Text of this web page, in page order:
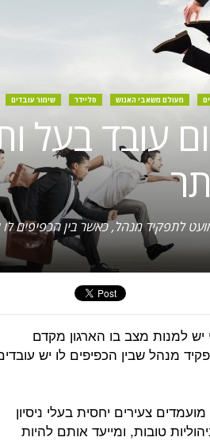
מעולם משאבי האנוש סליידר שימור עובדים
עובד בעל
יש למנות מצב בו הארגון מקדם
מנהל שבין הכפיפים לו יש
צעירים יחסית בעלי ניסיון
טובות, ומייעד אותם להיות